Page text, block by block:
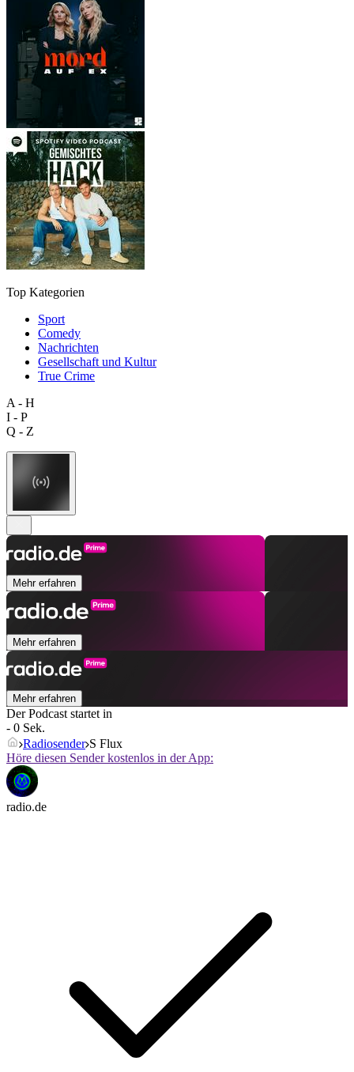
Top Kategorien
Sport
Comedy
Nachrichten
Gesellschaft und Kultur
True Crime
A - H
I - P
Q - Z
Mehr erfahren
Mehr erfahren
Mehr erfahren
Der Podcast startet in
- 0 Sek.
Radiosender S Flux
Höre diesen Sender kostenlos in der App:
radio.de